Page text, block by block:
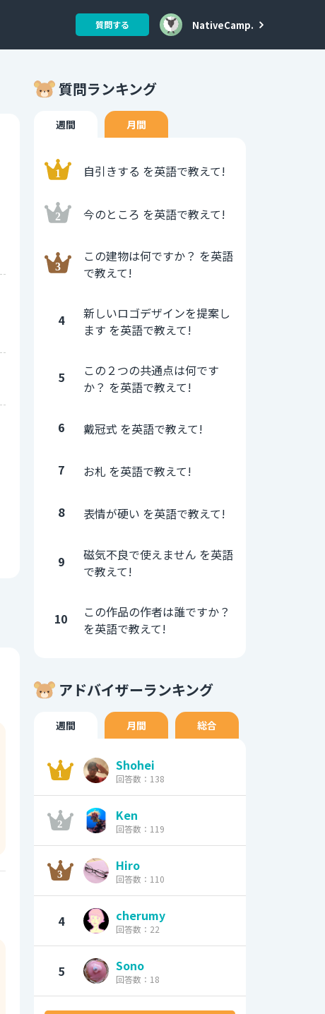
質問する NativeCamp.
質問ランキング
週間 月間
自引きする を英語で教えて!
今のところ を英語で教えて!
この建物は何ですか？ を英語
で教えて!
4
新しいロゴデザインを提案し
ます を英語で教えて!
5
この２つの共通点は何です
か？ を英語で教えて!
6 戴冠式 を英語で教えて!
7 お札 を英語で教えて!
8 表情が硬い を英語で教えて!
9
磁気不良で使えません を英語
で教えて!
10
この作品の作者は誰ですか？
を英語で教えて!
アドバイザーランキング
週間 月間 総合
Shohei
回答数：138
Ken
回答数：119
Hiro
回答数：110
4 cherumy
回答数：22
5 Sono
回答数：18